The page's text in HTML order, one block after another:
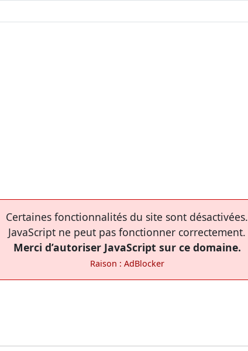
Certaines fonctionnalités du site sont désactivées.
JavaScript ne peut pas fonctionner correctement.
Merci d’autoriser JavaScript sur ce domaine.
Raison : AdBlocker